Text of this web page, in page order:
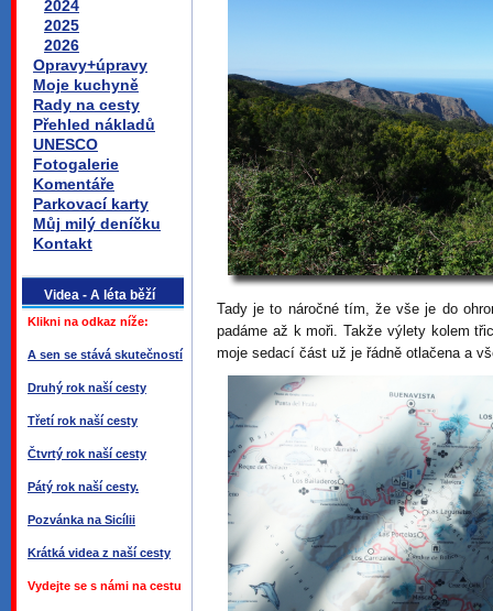
2024
2025
2026
Opravy+úpravy
Moje kuchyně
Rady na cesty
Přehled nákladů
UNESCO
Fotogalerie
Komentáře
Parkovací karty
Můj milý deníčku
Kontakt
Videa - A léta běží
Klikni na odkaz níže:
A sen se stává skutečností
Druhý rok naší cesty
Třetí rok naší cesty
Čtvrtý rok naší cesty
Pátý rok naší cesty.
Pozvánka na Sicílii
Krátká videa z naší cesty
Vydejte se s námi na cestu
Tady je to náročné tím, že vše je do
padáme až k moři. Takže výlety kolem
moje sedací část už je řádně otlačena a